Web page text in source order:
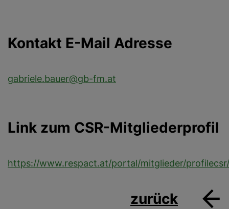
Kontakt E-Mail Adresse
gabriele.bauer@gb-fm.at
Link zum CSR-Mitgliederprofil
https://www.respact.at/portal/mitglieder/
zurück